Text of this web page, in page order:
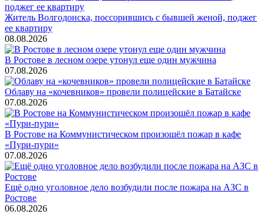
Житель Волгодонска, поссорившись с бывшей женой, поджег
ее квартиру
08.08.2026
В Ростове в лесном озере утонул еще один мужчина
07.08.2026
Облаву на «кочевников» провели полицейские в Батайске
07.08.2026
В Ростове на Коммунистическом произошёл пожар в кафе
«Пури-пури»
07.08.2026
Ещё одно уголовное дело возбудили после пожара на АЗС в
Ростове
06.08.2026